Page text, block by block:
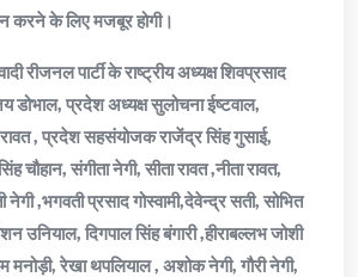
करने के लिए मजबूर होगी।
रीजनल पार्टी के राष्ट्रीय अध्यक्ष शिवप्रसाद
डोभाल, प्रदेश अध्यक्ष सुलोचना ईष्टवाल,
, प्रदेश सहसंयोजक राजेंद्र सिंह गुसाई,
चौहान, संगीता नेगी, सीता रावत ,नीता रावत,
नेगी ,भगवती प्रसाद गोस्वामी,देवेन्द्र सती, सोभित
उनियाल, दिगपाल सिंह बंगारी ,हीराबल्लभ जोशी
मनोड़ी, रेखा थपलियाल , अशोक नेगी, गौरी नेगी,